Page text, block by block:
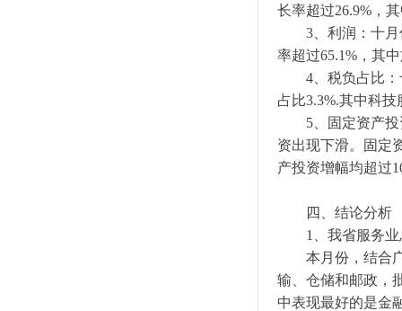
长率超过26.9%，
3、利润：十月份
率超过65.1%，其
4、税负占比：十
占比3.3%.其中科
5、固定资产投资
资出现下滑。固定
产投资增幅均超过
四、结论分析
1、我省服务业
本月份，结合广
输、仓储和邮政，
中表现最好的是金